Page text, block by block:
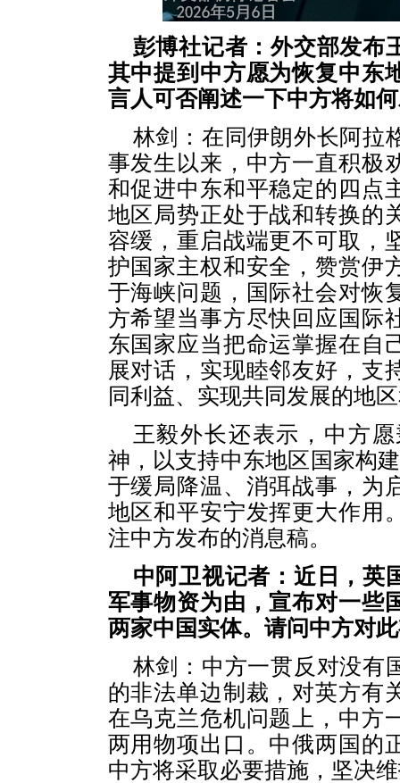
彭博社记者：外交部发布
其中提到中方愿为恢复中东
言人可否阐述一下中方将如
林剑：在同伊朗外长阿拉
事发生以来，中方一直积极
和促进中东和平稳定的四点
地区局势正处于战和转换的
容缓，重启战端更不可取，
护国家主权和安全，赞赏伊
于海峡问题，国际社会对恢
方希望当事方尽快回应国际
东国家应当把命运掌握在自
展对话，实现睦邻友好，支
同利益、实现共同发展的地
王毅外长还表示，中方
神，以支持中东地区国家构
于缓局降温、消弭战事，为
地区和平安宁发挥更大作用
注中方发布的消息稿。
中阿卫视记者：近日，英
军事物资为由，宣布对一些
两家中国实体。请问中方对
林剑：中方一贯反对没有
的非法单边制裁，对英方有
在乌克兰危机问题上，中方
两用物项出口。中俄两国的
中方将采取必要措施，坚决